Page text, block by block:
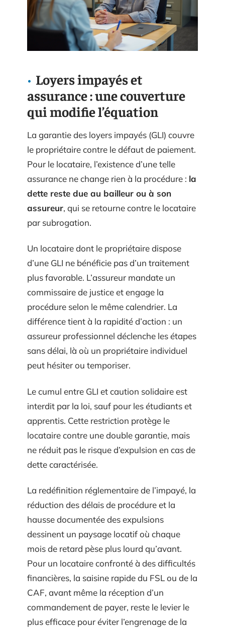
Loyers impayés et
assurance : une couverture
qui modifie l’équation
La garantie des loyers impayés (GLI) couvre
le propriétaire contre le défaut de paiement.
Pour le locataire, l’existence d’une telle
assurance ne change rien à la procédure : la
dette reste due au bailleur ou à son
assureur, qui se retourne contre le locataire
par subrogation.
Un locataire dont le propriétaire dispose
d’une GLI ne bénéficie pas d’un traitement
plus favorable. L’assureur mandate un
commissaire de justice et engage la
procédure selon le même calendrier. La
différence tient à la rapidité d’action : un
assureur professionnel déclenche les étapes
sans délai, là où un propriétaire individuel
peut hésiter ou temporiser.
Le cumul entre GLI et caution solidaire est
interdit par la loi, sauf pour les étudiants et
apprentis. Cette restriction protège le
locataire contre une double garantie, mais
ne réduit pas le risque d’expulsion en cas de
dette caractérisée.
La redéfinition réglementaire de l’impayé, la
réduction des délais de procédure et la
hausse documentée des expulsions
dessinent un paysage locatif où chaque
mois de retard pèse plus lourd qu’avant.
Pour un locataire confronté à des difficultés
financières, la saisine rapide du FSL ou de la
CAF, avant même la réception d’un
commandement de payer, reste le levier le
plus efficace pour éviter l’engrenage de la